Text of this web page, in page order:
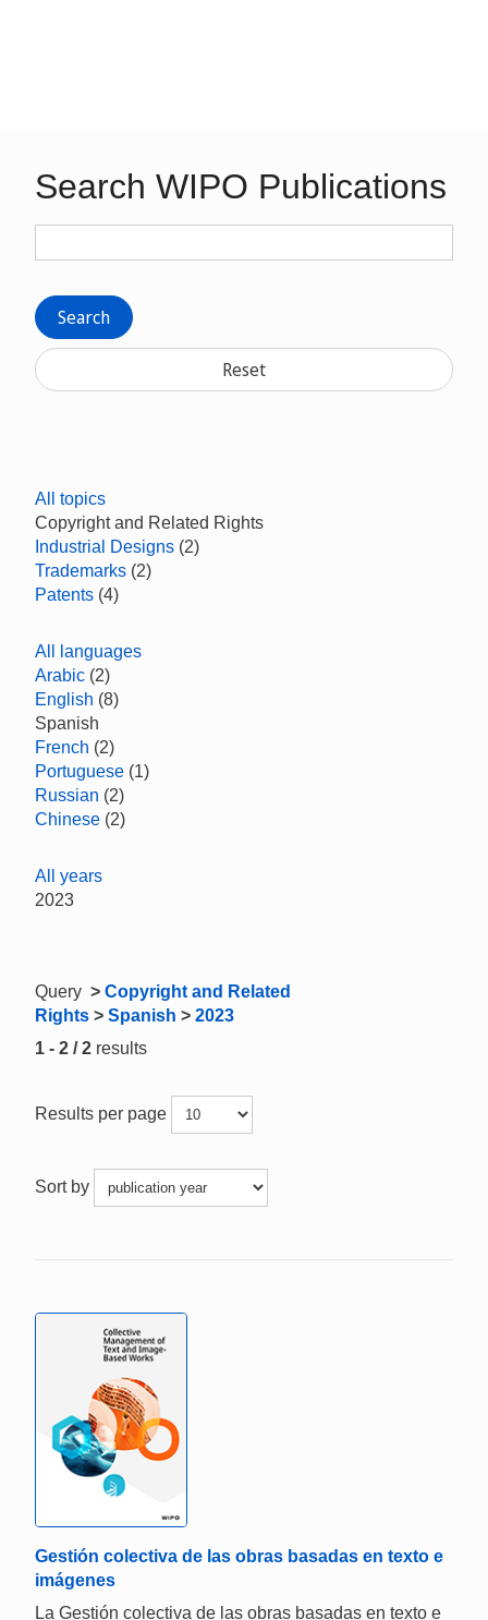
Search WIPO Publications
Search
Reset
All topics
Copyright and Related Rights
Industrial Designs (2)
Trademarks (2)
Patents (4)
All languages
Arabic (2)
English (8)
Spanish
French (2)
Portuguese (1)
Russian (2)
Chinese (2)
All years
2023
Query > Copyright and Related
Rights > Spanish > 2023
1 - 2 / 2 results
Results per page
Sort by
Gestión colectiva de las obras basadas en texto e
imágenes
La Gestión colectiva de las obras basadas en texto e